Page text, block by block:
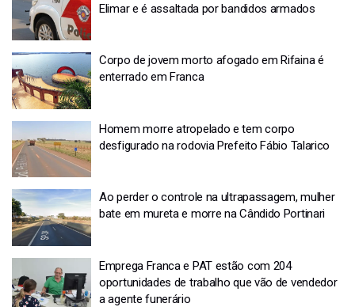
Elimar e é assaltada por bandidos armados
Corpo de jovem morto afogado em Rifaina é
enterrado em Franca
Homem morre atropelado e tem corpo
desfigurado na rodovia Prefeito Fábio Talarico
Ao perder o controle na ultrapassagem, mulher
bate em mureta e morre na Cândido Portinari
Emprega Franca e PAT estão com 204
oportunidades de trabalho que vão de vendedor
a agente funerário